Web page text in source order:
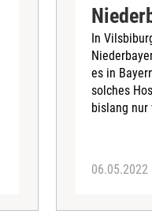
In
es in
solches
bislang nur
06.05.2022